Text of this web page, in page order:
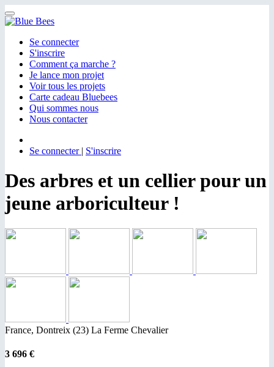
Menu
Se connecter
S'inscrire
Comment ça marche ?
Je lance mon projet
Voir tous les projets
Carte cadeau Bluebees
Qui sommes nous
Nous contacter
Se connecter | S'inscrire
Des arbres et un cellier pour un
jeune arboriculteur !
France, Dontreix (23) La Ferme Chevalier
3 696 €